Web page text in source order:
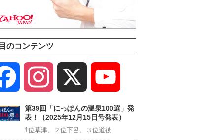
のコンテンツ
Facebook Instagram
Channel
第39回「にっぽんの温泉100選」発
表！（2025年12月15日号発表）
1位草津、２位下呂、３位道後